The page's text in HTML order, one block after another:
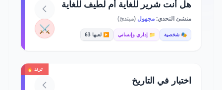
هل أنت شرير للغاية أم لطيف للغاية
منشئ التحدي:مجهول (مبتدئ)
🎭 شخصية 📁 إداري وإنساني ▶️ لعبها 63 ⚔️
ترند 🔥
اختبار في التاريخ